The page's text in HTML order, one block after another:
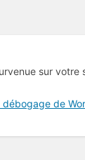
sur votre
de